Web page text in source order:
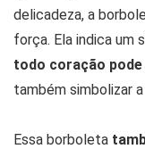
delicadeza, a
força. Ela indica um
todo coração
também simbolizar
Essa borboleta